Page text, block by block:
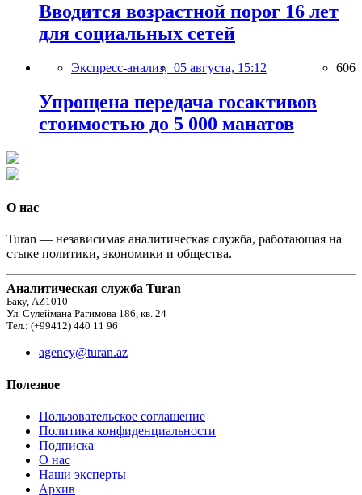
Вводится возрастной порог 16 лет
для социальных сетей
Экспресс-анализ, 05 августа, 15:12 606
Упрощена передача госактивов
стоимостью до 5 000 манатов
О нас
Turan — независимая аналитическая служба, работающая на
стыке политики, экономики и общества.
Аналитическая служба Turan
Баку, AZ1010
Ул. Сулеймана Рагимова 186, кв. 24
Тел.: (+99412) 440 11 96
agency@turan.az
Полезное
Пользовательское соглашение
Политика конфиденциальности
Подписка
О нас
Наши эксперты
Архив